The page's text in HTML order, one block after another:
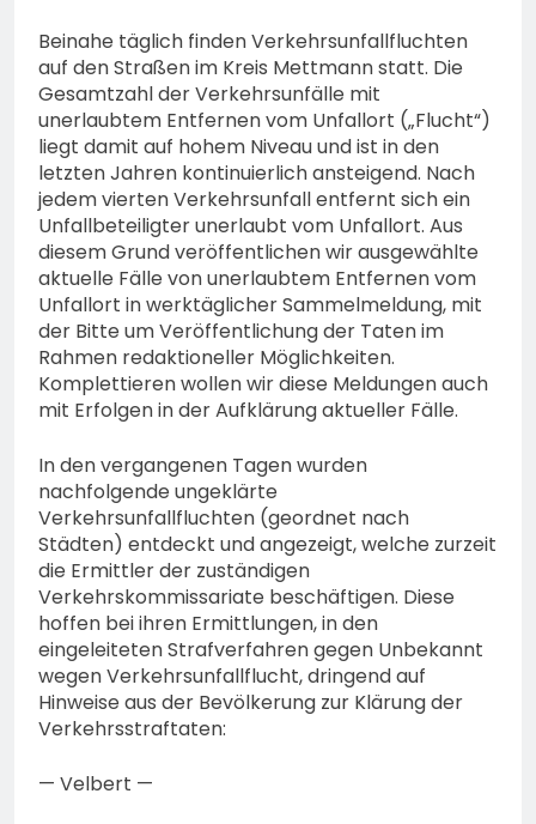
Beinahe täglich finden Verkehrsunfallfluchten
auf den Straßen im Kreis Mettmann statt. Die
Gesamtzahl der Verkehrsunfälle mit
unerlaubtem Entfernen vom Unfallort („Flucht“)
liegt damit auf hohem Niveau und ist in den
letzten Jahren kontinuierlich ansteigend. Nach
jedem vierten Verkehrsunfall entfernt sich ein
Unfallbeteiligter unerlaubt vom Unfallort. Aus
diesem Grund veröffentlichen wir ausgewählte
aktuelle Fälle von unerlaubtem Entfernen vom
Unfallort in werktäglicher Sammelmeldung, mit
der Bitte um Veröffentlichung der Taten im
Rahmen redaktioneller Möglichkeiten.
Komplettieren wollen wir diese Meldungen auch
mit Erfolgen in der Aufklärung aktueller Fälle.
In den vergangenen Tagen wurden
nachfolgende ungeklärte
Verkehrsunfallfluchten (geordnet nach
Städten) entdeckt und angezeigt, welche zurzeit
die Ermittler der zuständigen
Verkehrskommissariate beschäftigen. Diese
hoffen bei ihren Ermittlungen, in den
eingeleiteten Strafverfahren gegen Unbekannt
wegen Verkehrsunfallflucht, dringend auf
Hinweise aus der Bevölkerung zur Klärung der
Verkehrsstraftaten:
— Velbert —